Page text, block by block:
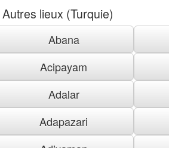
Autres lieux (Turquie)
Abana
Acipayam
Adalar
Adapazari